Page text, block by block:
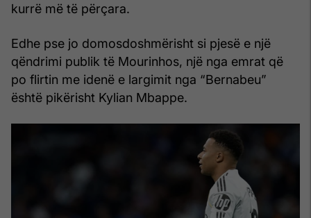
kurrë më të përçara.
Edhe pse jo domosdoshmërisht si pjesë e një
qëndrimi publik të Mourinhos, një nga emrat që
po flirtin me idenë e largimit nga “Bernabeu”
është pikërisht Kylian Mbappe.